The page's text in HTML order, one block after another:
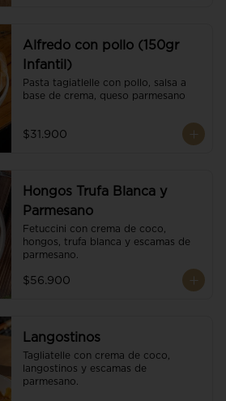
Alfredo con pollo (150gr
Infantil)
Pasta tagiatlelle con pollo, salsa a
base de crema, queso parmesano
$31.900
Hongos Trufa Blanca y
Parmesano
Fetuccini con crema de coco,
hongos, trufa blanca y escamas de
parmesano.
$56.900
Langostinos
Tagliatelle con crema de coco,
langostinos y escamas de
parmesano.